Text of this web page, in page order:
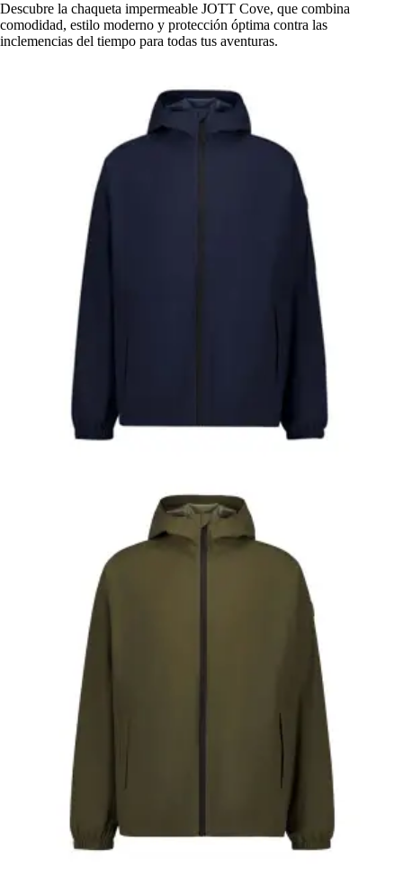
Descubre la chaqueta impermeable JOTT Cove, que combina
comodidad, estilo moderno y protección óptima contra las
inclemencias del tiempo para todas tus aventuras.